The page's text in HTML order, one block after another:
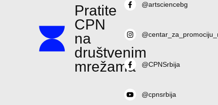
Pratite
CPN
na
društvenim
mrežama
@artsciencebg
@CPNSrbija
@cpnsrbija